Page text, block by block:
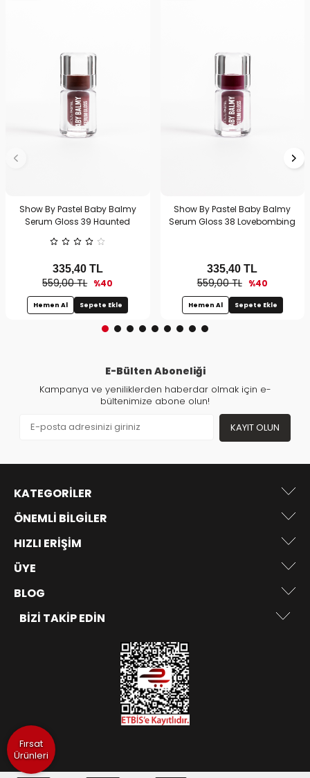
Fırsat
Ürünleri
Show By Pastel Baby Balmy
Serum Gloss 39 Haunted
559,00 TL %40
335,40TL
Hemen Al Sepete Ekle
Show By Pastel Baby Balmy
Serum Gloss 38 Lovebombing
559,00 TL %40
335,40 TL
Hemen Al Sepete Ekle
E-Bülten Aboneliği
Kampanya ve yeniliklerden haberdar olmak için e-
bültenimize abone olun!
KAYIT OLUN
KATEGORILER
ÖNEMLI BILGILER
HIZLI ERIŞIM
ÜYE
BLOG
BIZI TAKIP EDIN